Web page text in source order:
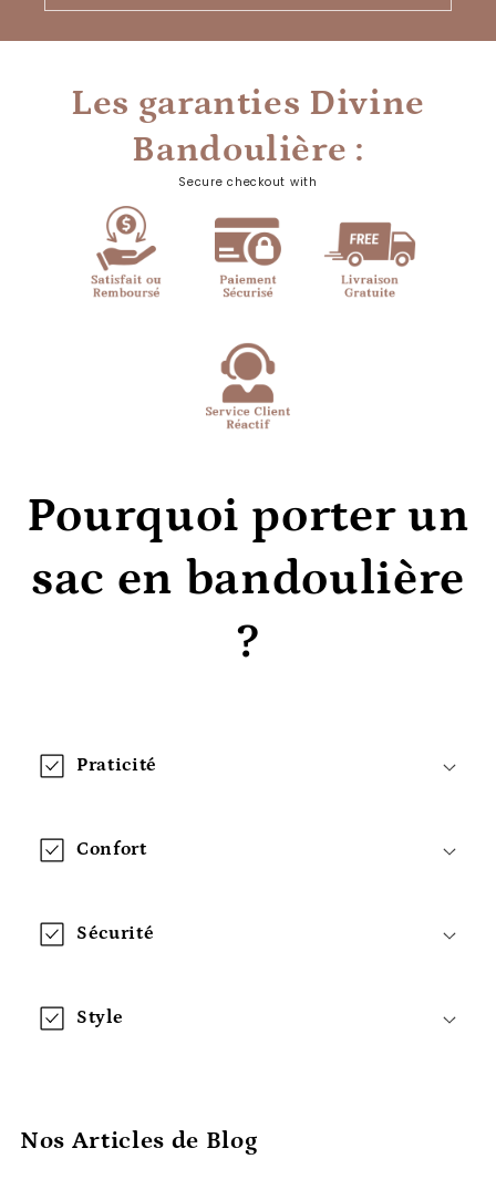
Les garanties Divine
Bandoulière :
Secure checkout with
Pourquoi porter un
sac en bandoulière
?
Praticité
Confort
Sécurité
Style
Nos Articles de Blog